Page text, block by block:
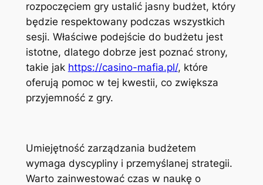
rozpoczęciem gry ustalić jasny budżet, który
będzie respektowany podczas wszystkich
sesji. Właściwe podejście do budżetu jest
istotne, dlatego dobrze jest poznać strony,
takie jak https://casino-mafia.pl/, które
oferują pomoc w tej kwestii, co zwiększa
przyjemność z gry.
Umiejętność zarządzania budżetem
wymaga dyscypliny i przemyślanej strategii.
Warto zainwestować czas w naukę o